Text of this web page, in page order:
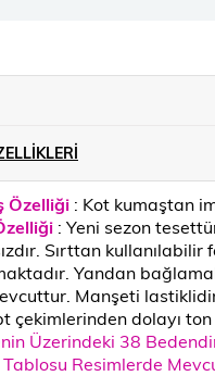
Özelliği : Kot kumaştan
: Yeni sezon
Sırttan kullanılabilir
Yandan
Manşeti
çekimlerinden dolayı ton
Üzerindeki 38
Resimlerde